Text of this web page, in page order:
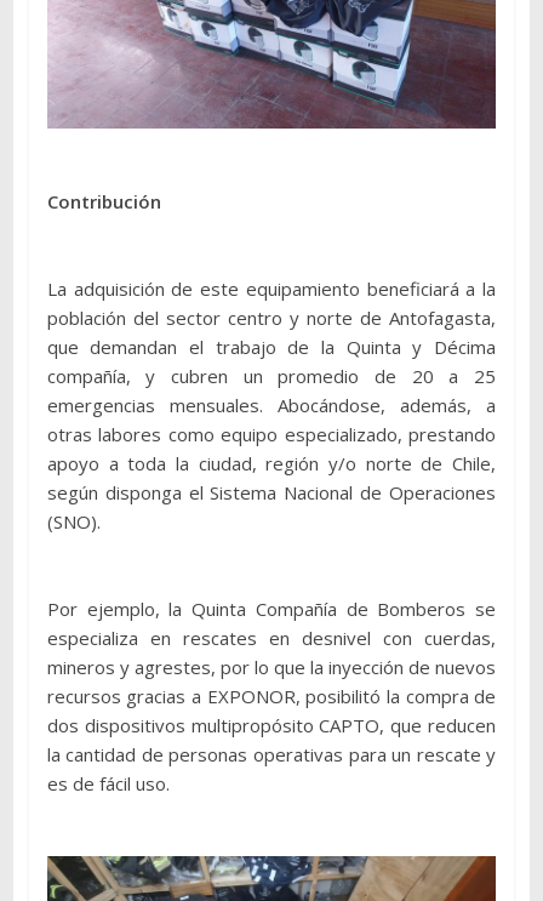
Contribución
La adquisición de este equipamiento beneficiará a la
población del sector centro y norte de Antofagasta,
que demandan el trabajo de la Quinta y Décima
compañía, y cubren un promedio de 20 a 25
emergencias mensuales. Abocándose, además, a
otras labores como equipo especializado, prestando
apoyo a toda la ciudad, región y/o norte de Chile,
según disponga el Sistema Nacional de Operaciones
(SNO).
Por ejemplo, la Quinta Compañía de Bomberos se
especializa en rescates en desnivel con cuerdas,
mineros y agrestes, por lo que la inyección de nuevos
recursos gracias a EXPONOR, posibilitó la compra de
dos dispositivos multipropósito CAPTO, que reducen
la cantidad de personas operativas para un rescate y
es de fácil uso.